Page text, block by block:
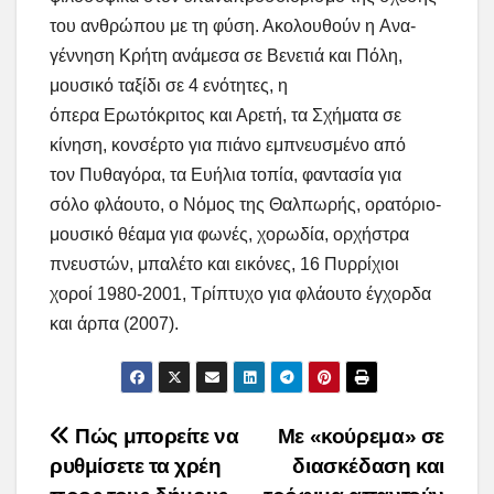
του ανθρώπου με τη φύση. Ακολουθούν η Ανα-
γέννηση Κρήτη ανάμεσα σε Βενετιά και Πόλη,
μουσικό ταξίδι σε 4 ενότητες, η
όπερα Ερωτόκριτος και Αρετή, τα Σχήματα σε
κίνηση, κονσέρτο για πιάνο εμπνευσμένο από
τον Πυθαγόρα, τα Ευήλια τοπία, φαντασία για
σόλο φλάουτο, ο Νόμος της Θαλπωρής, ορατόριο-
μουσικό θέαμα για φωνές, χορωδία, ορχήστρα
πνευστών, μπαλέτο και εικόνες, 16 Πυρρίχιοι
χοροί 1980-2001, Τρίπτυχο για φλάουτο έγχορδα
και άρπα (2007).
Post
Με «κούρεμα» σε
διασκέδαση και
Πώς μπορείτε να
ρυθμίσετε τα χρέη